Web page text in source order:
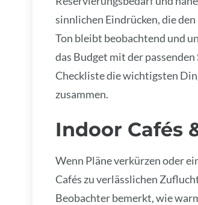
sinnlichen Eindrücken, die
Ton bleibt beobachtend und
das Budget mit der
Checkliste die wichtigsten
zusammen.
Indoor Cafés
Wenn Pläne verkürzen oder
Cafés zu verlässlichen
Beobachter bemerkt, wie